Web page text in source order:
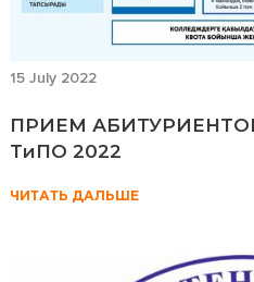
15 July 2022
ПРИЕМ
ТиПО 2022
ЧИТАТЬ ДАЛЬШЕ